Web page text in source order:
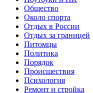
Общество
Около спорта
Отдых в России
Отдых за границей
Питомцы
Политика
Порядок
Происшествия
Психология
Ремонт и стройка